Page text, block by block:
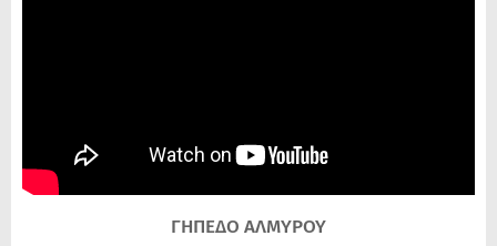
ΓΗΠΕΔΟ ΑΛΜΥΡΟΥ